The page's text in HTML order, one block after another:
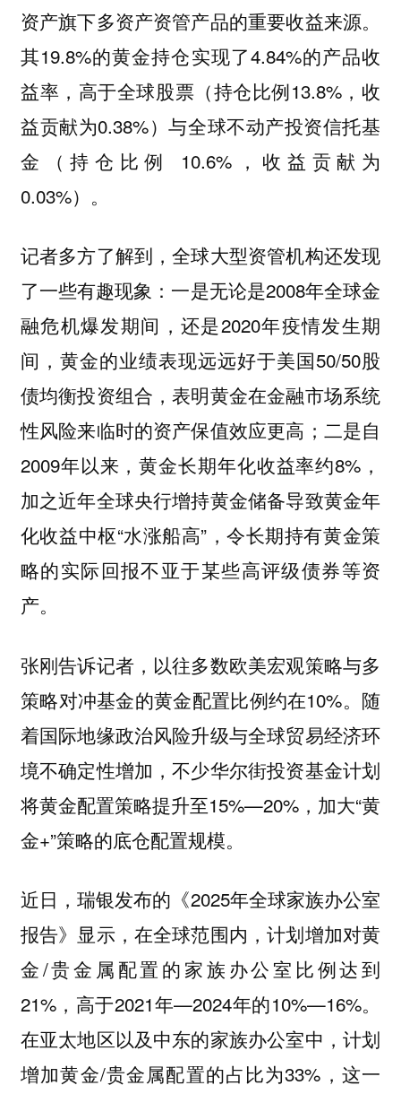
资产旗下多资产资管产品的重要收益来源。
其19.8%的黄金持仓实现了4.84%的产品收
益率，高于全球股票（持仓比例13.8%，收
益贡献为0.38%）与全球不动产投资信托基
金（持仓比例 10.6%，收益贡献为
0.03%）。
记者多方了解到，全球大型资管机构还发现
了一些有趣现象：一是无论是2008年全球金
融危机爆发期间，还是2020年疫情发生期
间，黄金的业绩表现远远好于美国50/50股
债均衡投资组合，表明黄金在金融市场系统
性风险来临时的资产保值效应更高；二是自
2009年以来，黄金长期年化收益率约8%，
加之近年全球央行增持黄金储备导致黄金年
化收益中枢“水涨船高”，令长期持有黄金策
略的实际回报不亚于某些高评级债券等资
产。
张刚告诉记者，以往多数欧美宏观策略与多
策略对冲基金的黄金配置比例约在10%。随
着国际地缘政治风险升级与全球贸易经济环
境不确定性增加，不少华尔街投资基金计划
将黄金配置策略提升至15%—20%，加大“黄
金+”策略的底仓配置规模。
近日，瑞银发布的《2025年全球家族办公室
报告》显示，在全球范围内，计划增加对黄
金/贵金属配置的家族办公室比例达到
21%，高于2021年—2024年的10%—16%。
在亚太地区以及中东的家族办公室中，计划
增加黄金/贵金属配置的占比为33%，这一